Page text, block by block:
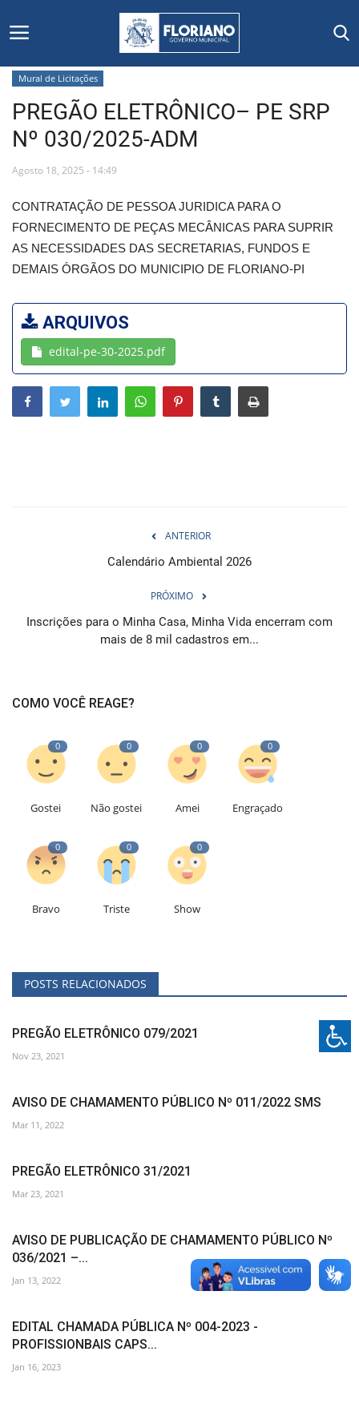
Início
Editais
Secretarias e Órgãos
Mural de Licitações
Notícias
Vídeos
Webmail
Mural de Licitações
PREGÃO ELETRÔNICO– PE SRP
Nº 030/2025-ADM
Agosto 18, 2025 - 14:49
CONTRATAÇÃO DE PESSOA JURIDICA PARA O
FORNECIMENTO DE PEÇAS MECÂNICAS PARA SUPRIR
AS NECESSIDADES DAS SECRETARIAS, FUNDOS E
DEMAIS ÓRGÃOS DO MUNICIPIO DE FLORIANO-PI
ARQUIVOS
edital-pe-30-2025.pdf
ANTERIOR
Calendário Ambiental 2026
PRÓXIMO
Inscrições para o Minha Casa, Minha Vida encerram com
mais de 8 mil cadastros em...
COMO VOCÊ REAGE?
0
Gostei
0
Não gostei
0
Amei
0
Engraçado
0
Bravo
0
Triste
0
Show
POSTS RELACIONADOS
PREGÃO ELETRÔNICO 079/2021
Nov 23, 2021
AVISO DE CHAMAMENTO PÚBLICO Nº 011/2022 SMS
Mar 11, 2022
PREGÃO ELETRÔNICO 31/2021
Mar 23, 2021
AVISO DE PUBLICAÇÃO DE CHAMAMENTO PÚBLICO Nº
036/2021 –...
Jan 13, 2022
EDITAL CHAMADA PÚBLICA Nº 004-2023 -
PROFISSIONBAIS CAPS...
Jan 16, 2023